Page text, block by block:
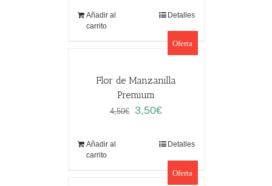
Añadir al
carrito
Detalles
Oferta
Flor de Manzanilla
Premium
4,50€
El
3,50€El
es:
3,50€.
Añadir al
carrito
Detalles
Oferta